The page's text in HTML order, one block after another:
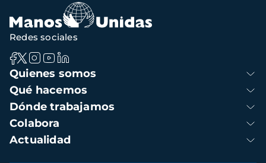
Navegación
principal
Quienes somos
Qué hacemos
Dónde trabajamos
Colabora
Actualidad
Redes sociales